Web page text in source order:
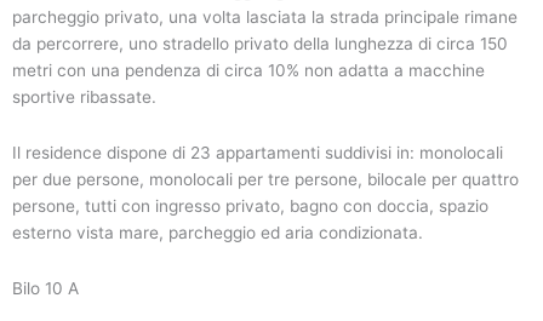
parcheggio privato, una volta lasciata la strada principale rimane
da percorrere, uno stradello privato della lunghezza di circa 150
metri con una pendenza di circa 10% non adatta a macchine
sportive ribassate.
Il residence dispone di 23 appartamenti suddivisi in: monolocali
per due persone, monolocali per tre persone, bilocale per quattro
persone, tutti con ingresso privato, bagno con doccia, spazio
esterno vista mare, parcheggio ed aria condizionata.
Bilo 10 A